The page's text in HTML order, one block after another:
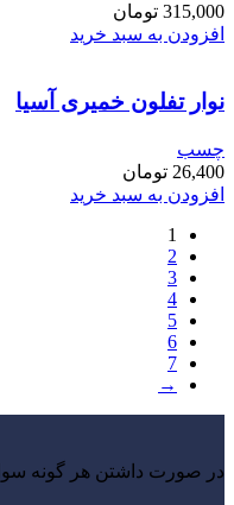
315,000 تومان
افزودن به سبد خرید
نوار تفلون خمیری آسیا
چسب
26,400 تومان
افزودن به سبد خرید
1
2
3
4
5
6
7
→
در صورت داشتن هر گونه